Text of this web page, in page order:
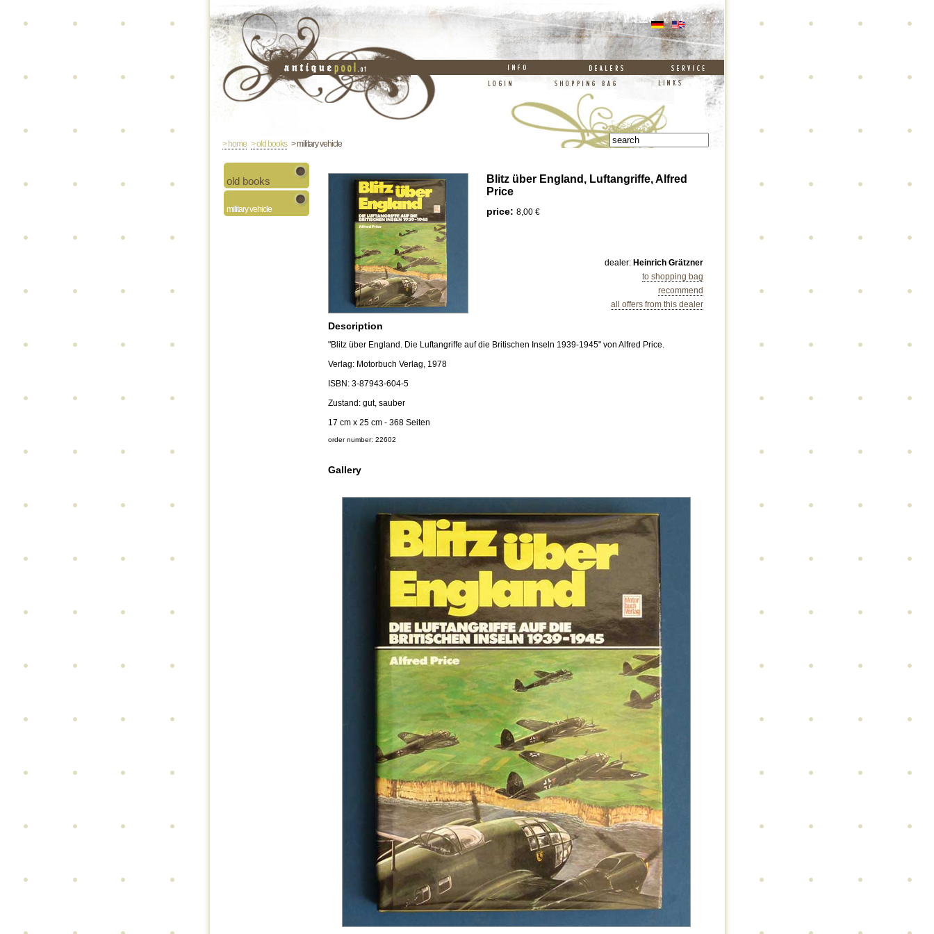
> home > old books> military vehicle
old books
military vehicle
Blitz über England, Luftangriffe, Alfred
Price
price: 8,00 €
recommend
to shopping bag
dealer: Heinrich Grätzner
all offers from this dealer
Description
"Blitz über England. Die Luftangriffe auf die Britischen Inseln 1939-1945" von Alfred Price.
Verlag: Motorbuch Verlag, 1978
ISBN: 3-87943-604-5
Zustand: gut, sauber
17 cm x 25 cm - 368 Seiten
order number: 22602
Gallery